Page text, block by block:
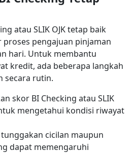
atau SLIK OJK tetap baik
pengajuan pinjaman
hari. Untuk membantu
kredit, ada beberapa langkah
secara rutin.
skor BI Checking atau SLIK
mengetahui kondisi riwayat
cicilan maupun
dapat memengaruhi